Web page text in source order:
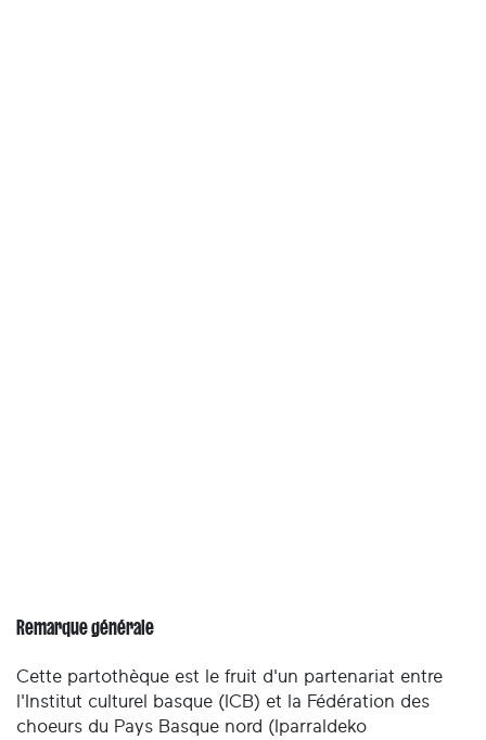
Remarque générale
Cette partothèque est le fruit d'un partenariat entre
l'Institut culturel basque (ICB) et la Fédération des
choeurs du Pays Basque nord (Iparraldeko